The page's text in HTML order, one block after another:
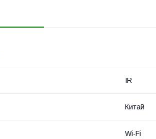
IR
Китай
Wi-Fi